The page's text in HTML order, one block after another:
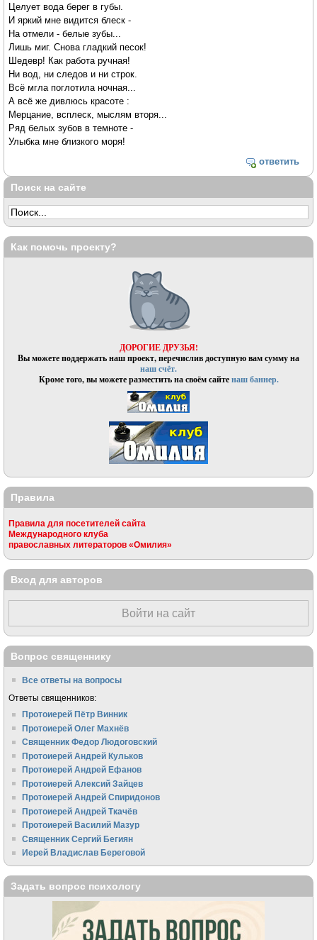
Целует вода берег в губы.
И яркий мне видится блеск -
На отмели - белые зубы...
Лишь миг. Снова гладкий песок!
Шедевр! Как работа ручная!
Ни вод, ни следов и ни строк.
Всё мгла поглотила ночная...
А всё же дивлюсь красоте :
Мерцание, всплеск, мыслям вторя...
Ряд белых зубов в темноте -
Улыбка мне близкого моря!
ответить
Поиск на сайте
Как помочь проекту?
ДОРОГИЕ ДРУЗЬЯ!
Вы можете поддержать наш проект, перечислив доступную вам сумму на
наш счёт.
Кроме того, вы можете разместить на своём сайтенаш баннер.
Правила
Правила для посетителей сайта
Международного клуба
православных литераторов «Омилия»
Вход для авторов
Войти на сайт
Вопрос священнику
Все ответы на вопросы
Ответы священников:
Протоиерей Пётр Винник
Протоиерей Олег Махнёв
Священник Федор Людоговский
Протоиерей Андрей Кульков
Протоиерей Андрей Ефанов
Протоиерей Алексий Зайцев
Протоиерей Андрей Спиридонов
Протоиерей Андрей Ткачёв
Протоиерей Василий Мазур
Священник Сергий Бегиян
Иерей Владислав Береговой
Задать вопрос психологу